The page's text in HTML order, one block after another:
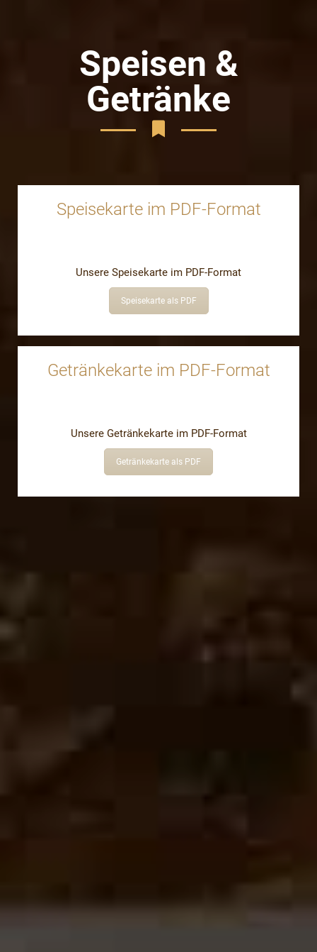
Speisen &
Getränke
Speisekarte im PDF-Format
Unsere Speisekarte im PDF-Format
Speisekarte als PDF
Getränkekarte im PDF-Format
Unsere Getränkekarte im PDF-Format
Getränkekarte als PDF